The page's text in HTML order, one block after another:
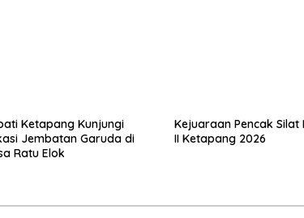
Ketapang Kunjungi
Jembatan Garuda di
Ratu Elok
Kejuaraan Pencak Silat
II Ketapang 2026